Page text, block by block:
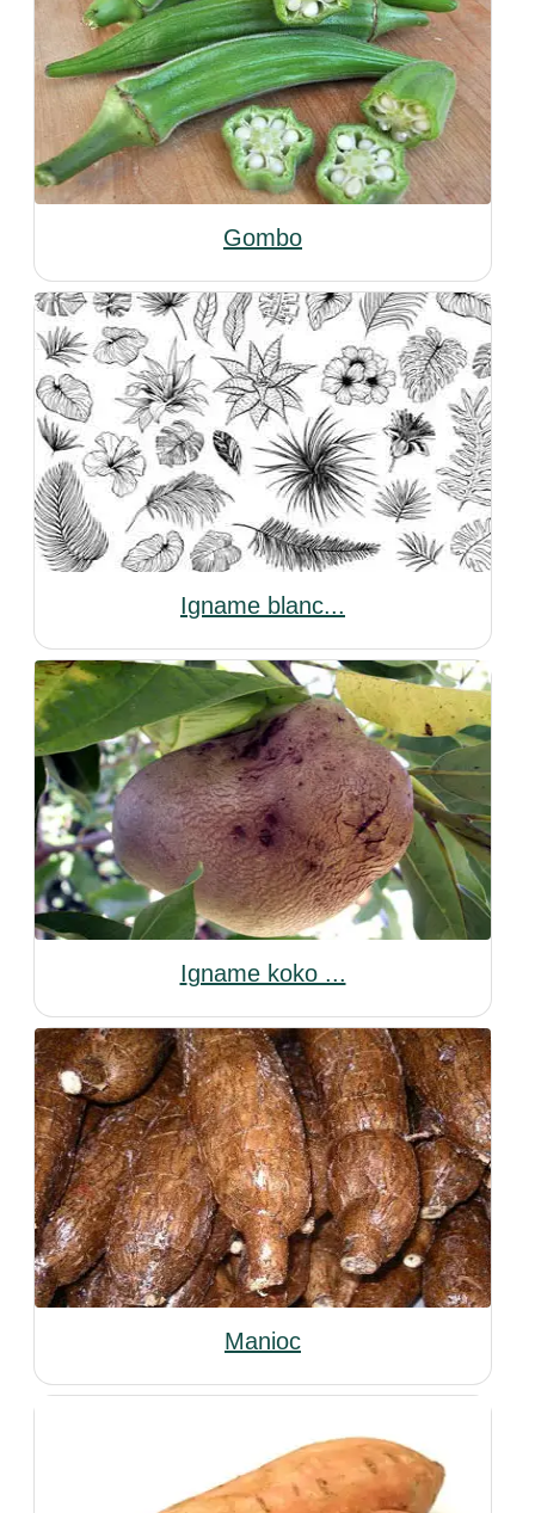
Gombo
Igname blanc...
Igname koko ...
Manioc